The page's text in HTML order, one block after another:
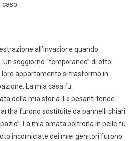
all’invasione quando
soggiorno “temporaneo” di otto
appartamento si trasformò in
La mia casa fu
della mia storia. Le pesanti tende
furono sostituite da pannelli chiari
La mia amata poltrona in pelle fu
incorniciate dei miei genitori furono